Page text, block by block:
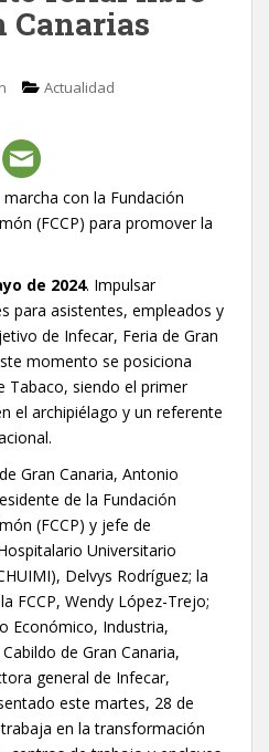
Canarias
Actualidad
con la Fundación
(FCCP) para promover la
de 2024. Impulsar
para asistentes, empleados y
de Infecar, Feria de Gran
momento se posiciona
Tabaco, siendo el primer
el archipiélago y un referente
Gran Canaria, Antonio
de la Fundación
(FCCP) y jefe de
Universitario
Delvys Rodríguez; la
FCCP, Wendy López-Trejo;
Económico, Industria,
de Gran Canaria,
general de Infecar,
este martes, 28 de
en la transformación